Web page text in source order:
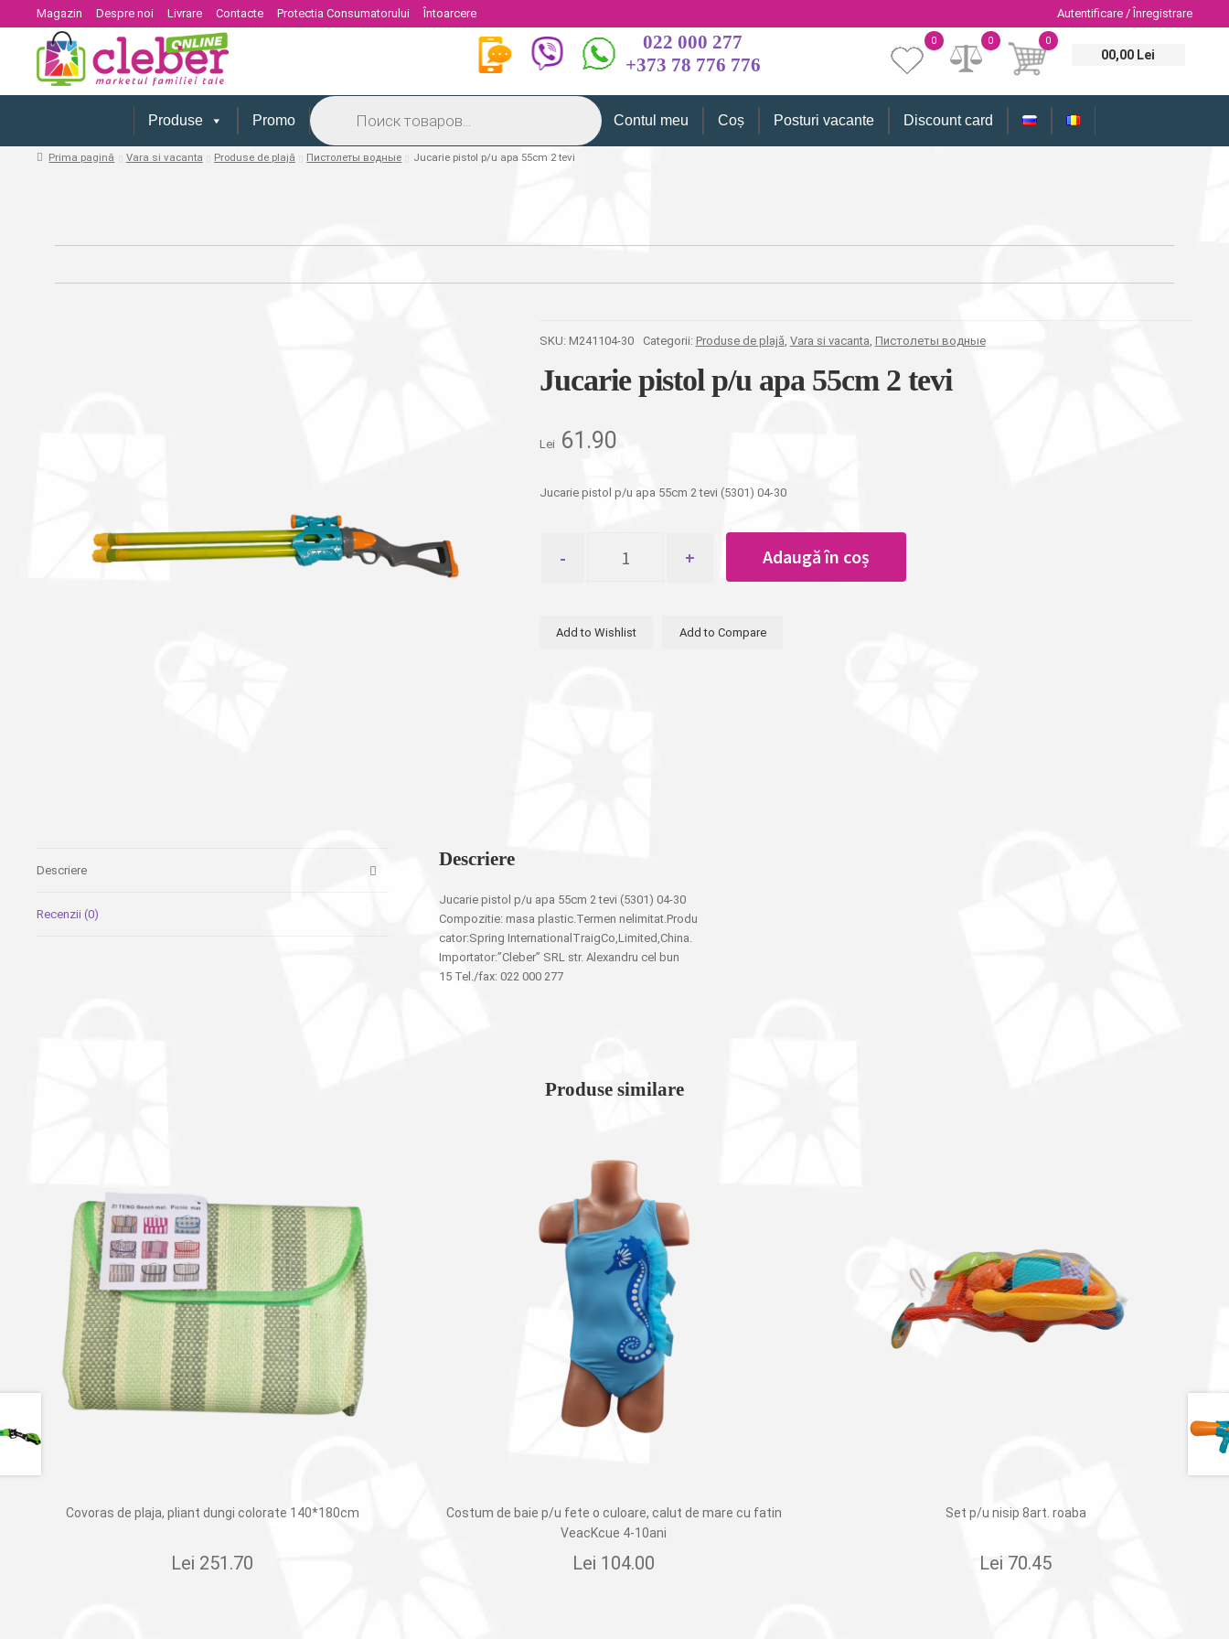
Magazin Despre noi Livrare Contacte Protectia Consumatorului Întoarcere Autentificare / Înregistrare
022 000 277
+373 78 776 776
0
00,00 Lei
0
0
Produse Promo
Products
search
Contul meu Coș Posturi vacante Discount card
Prima pagină Vara si vacanta Produse de plajă Пистолеты водные Jucarie pistol p/u apa 55cm 2 tevi
SKU: M241104-30 Categorii: Produse de plajă, Vara si vacanta, Пистолеты водные
Jucarie pistol p/u apa 55cm 2 tevi
Lei 61.90
Jucarie pistol p/u apa 55cm 2 tevi (5301) 04-30
Jucarie
55cm
Adaugă în coș
Add to Wishlist Add to Compare
Descriere
Recenzii (0)
Descriere
Jucarie pistol p/u apa 55cm 2 tevi (5301) 04-30
Compozitie: masa plastic.Termen nelimitat.Produ
cator:Spring InternationalTraigCo,Limited,China.
Importator:”Cleber” SRL str. Alexandru cel bun
15 Tel./fax: 022 000 277
Produse similare
Covoras de plaja, pliant dungi colorate 140*180cm
Lei 251.70
Costum de baie p/u fete o culoare, calut de mare cu fatin
VeacKcue 4-10ani
Lei 104.00
Set p/u nisip 8art. roaba
Lei 70.45